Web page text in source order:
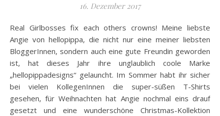
16. Dezember 2017
Real Girlbosses fix each others crowns! Meine liebste
Angie von hellopippa, die nicht nur eine meiner liebsten
BloggerInnen, sondern auch eine gute Freundin geworden
ist, hat dieses Jahr ihre unglaublich coole Marke
„hellopippadesigns“ gelauncht. Im Sommer habt ihr sicher
bei vielen KollegenInnen die super-süßen T-Shirts
gesehen, für Weihnachten hat Angie nochmal eins drauf
gesetzt und eine wunderschöne Christmas-Kollektion